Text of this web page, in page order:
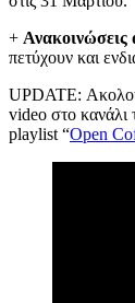
+
πετύχουν και
UPDATE:
video στο κανάλι
playlist “Open